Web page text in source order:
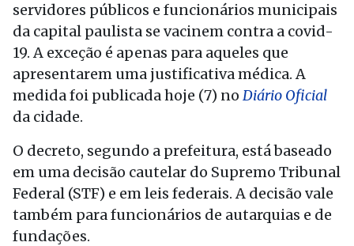
servidores públicos e funcionários municipais
da capital paulista se vacinem contra a covid-
19. A exceção é apenas para aqueles que
apresentarem uma justificativa médica. A
medida foi publicada hoje (7) no Diário Oficial
da cidade.
O decreto, segundo a prefeitura, está baseado
em uma decisão cautelar do Supremo Tribunal
Federal (STF) e em leis federais. A decisão vale
também para funcionários de autarquias e de
fundações.